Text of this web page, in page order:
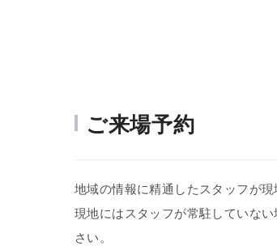
ご来場予約
地域の情報に精通したスタッフが
現地にはスタッフが常駐していな
さい。